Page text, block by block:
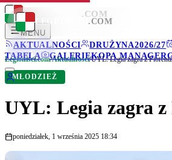
LEGIONISCI .COM
MENU
AKTUALNOŚCI
DRUŻYNA2026/27
TABELA
GALERIEKOPA MANAGER
LEGIONISCI .COM
Legionisci.com/Aktualności/UYL: Legia zagra z
MŁODZIEŻ
UYL: Legia zagra
poniedziałek, 1 września 2025 18:34